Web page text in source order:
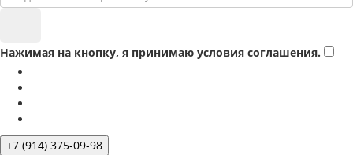
Нажимая на кнопку, я принимаю условия соглашения.
+7 (914) 375-09-98